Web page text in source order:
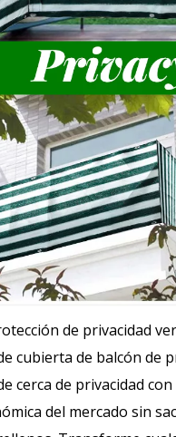
de privacidad
cubierta de balcón de
cerca de privacidad
del mercado sin